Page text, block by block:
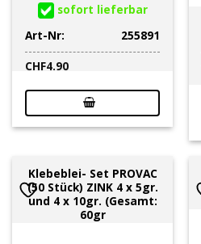
sofort lieferbar
Art-Nr:
255891
CHF4.90
Klebeblei- Set PROVAC
(50 Stück) ZINK 4 x 5gr.
und 4 x 10gr. (Gesamt:
60gr